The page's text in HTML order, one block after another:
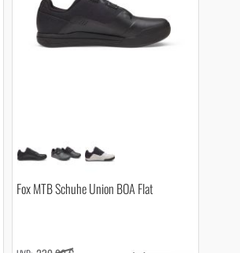
Fox MTB Schuhe Union BOA Flat